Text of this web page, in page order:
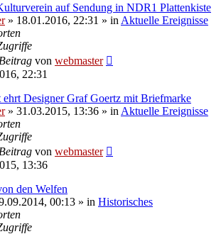
auf Sendung in NDR1 Plattenkiste
» 18.01.2016, 22:31 » in Aktuelle Ereignisse
von webmaster
22:31
ehrt Designer Graf Goertz mit Briefmarke
» 31.03.2015, 13:36 » in Aktuelle Ereignisse
von webmaster
13:36
den Welfen
00:13 » in Historisches